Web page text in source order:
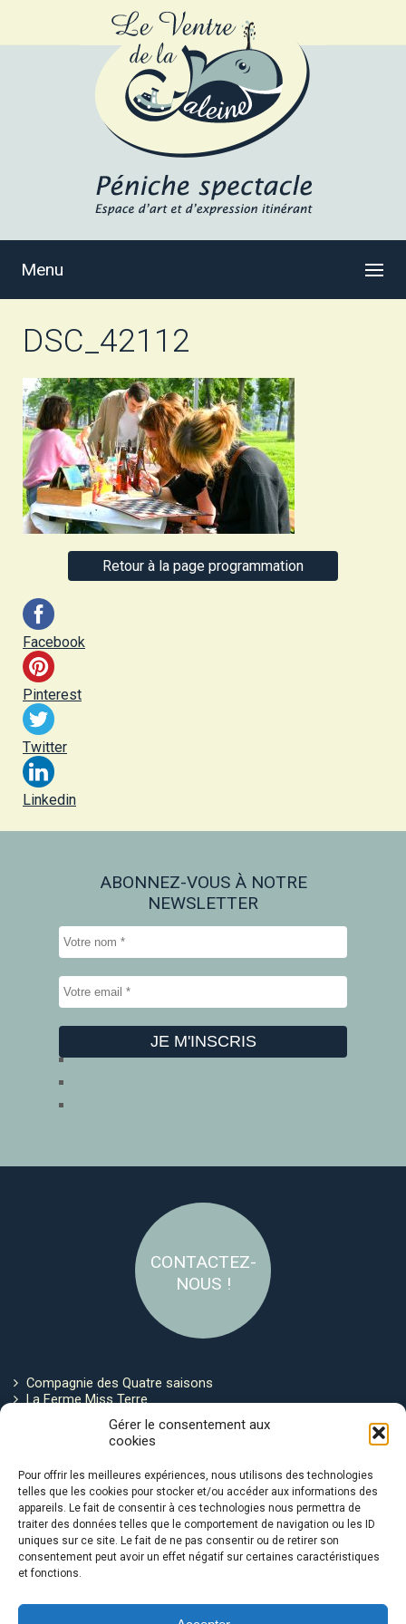
Gérer le consentement aux
cookies
Pour offrir les meilleures expériences, nous utilisons des technologies
telles que les cookies pour stocker et/ou accéder aux informations des
appareils. Le fait de consentir à ces technologies nous permettra de
traiter des données telles que le comportement de navigation ou les ID
uniques sur ce site. Le fait de ne pas consentir ou de retirer son
consentement peut avoir un effet négatif sur certaines caractéristiques
et fonctions.
Menu
DSC_42112
Retour à la page programmation
Facebook
Pinterest
Twitter
Linkedin
ABONNEZ-VOUS À NOTRE
NEWSLETTER
CONTACTEZ-
NOUS !
Compagnie des Quatre saisons
La Ferme Miss Terre
Politique de cookies
Avec le soutien de :